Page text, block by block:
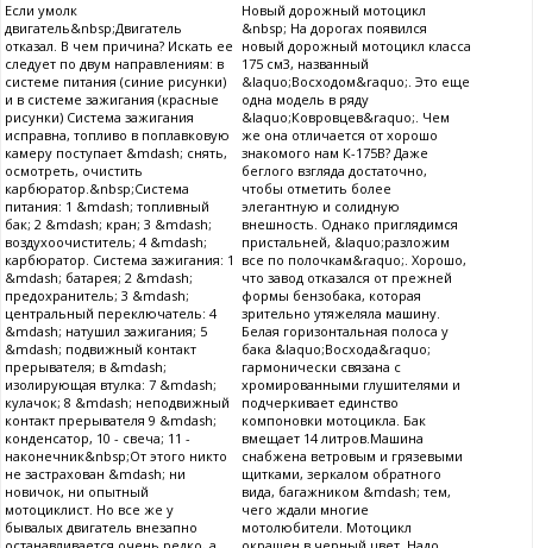
Если умолк
двигатель&nbsp;Двигатель
отказал. В чем причина? Искать ее
следует по двум направлениям: в
системе питания (синие рисунки)
и в системе зажигания (красные
рисунки) Система зажигания
исправна, топливо в поплавковую
камеру поступает &mdash; снять,
осмотреть, очистить
карбюратор.&nbsp;Система
питания: 1 &mdash; топливный
бак; 2 &mdash; кран; 3 &mdash;
воздухоочиститель; 4 &mdash;
карбюратор. Система зажигания: 1
&mdash; батарея; 2 &mdash;
предохранитель; 3 &mdash;
центральный переключатель: 4
&mdash; натушил зажигания; 5
&mdash; подвижный контакт
прерывателя; в &mdash;
изолирующая втулка: 7 &mdash;
кулачок; 8 &mdash; неподвижный
контакт прерывателя 9 &mdash;
конденсатор, 10 - свеча; 11 -
наконечник&nbsp;От этого никто
не застрахован &mdash; ни
новичок, ни опытный
мотоциклист. Но все же у
бывалых двигатель внезапно
Новый дорожный мотоцикл
&nbsp; На дорогах появился
новый дорожный мотоцикл класса
175 см3, названный
&laquo;Восходом&raquo;. Это еще
одна модель в ряду
&laquo;Ковровцев&raquo;. Чем
же она отличается от хорошо
знакомого нам К-175В? Даже
беглого взгляда достаточно,
чтобы отметить более
элегантную и солидную
внешность. Однако приглядимся
пристальней, &laquo;разложим
все по полочкам&raquo;. Хорошо,
что завод отказался от прежней
формы бензобака, которая
зрительно утяжеляла машину.
Белая горизонтальная полоса у
бака &laquo;Восхода&raquo;
гармонически связана с
хромированными глушителями и
подчеркивает единство
компоновки мотоцикла. Бак
вмещает 14 литров.Машина
снабжена ветровым и грязевыми
щитками, зеркалом обратного
вида, багажником &mdash; тем,
чего ждали многие
мотолюбители. Мотоцикл